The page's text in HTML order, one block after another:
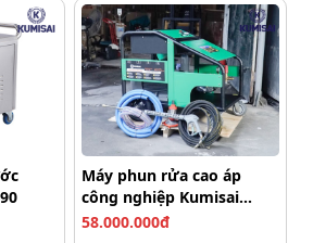
Máy phun rửa cao áp
công nghiệp Kumisai
KMS-350/15
58.000.000đ